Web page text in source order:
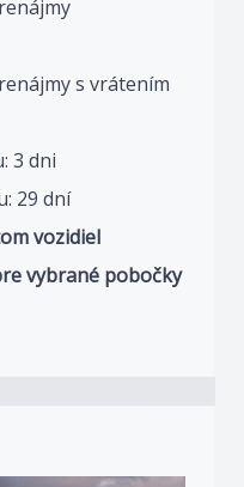
s vrátením
3 dni
29 dní
vozidiel
vybrané pobočky